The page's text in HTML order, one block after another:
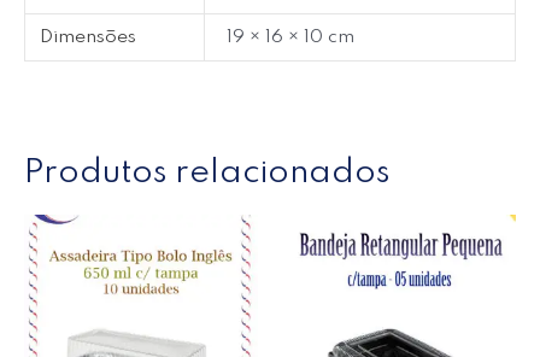
Dimensões 19 × 16 × 10 cm
Produtos relacionados